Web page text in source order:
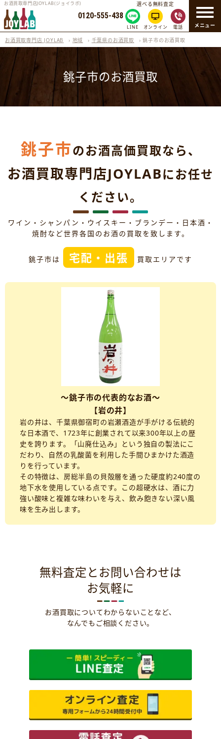
メニュー
お酒買取専門店JOYLAB(ジョイラボ)
0120-555-438
選べる無料査定
LINE オンライン 電話
お酒買取専門店 JOYLAB › 地域 › 千葉県のお酒買取 ›銚子市のお酒買取
銚子市のお酒買取
銚子市のお酒高価買取なら、
お酒買取専門店JOYLABにお任せ
ください。
ワイン・シャンパン・ウイスキー・ブランデー・日本酒・
焼酎など世界各国のお酒の買取を致します。
銚子市は 宅配・出張 買取エリアです
～銚子市の代表的なお酒～
【岩の井】
岩の井は、千葉県御宿町の岩瀬酒造が手がける伝統的
な日本酒で、1723年に創業されて以来300年以上の歴
史を誇ります。「山廃仕込み」という独自の製法にこ
だわり、自然の乳酸菌を利用した手間ひまかけた酒造
りを行っています。
その特徴は、房総半島の貝殻層を通った硬度約240度の
地下水を使用している点です。この超硬水は、酒に力
強い酸味と複雑な味わいを与え、飲み飽きない深い風
味を生み出します。
無料査定とお問い合わせは
お気軽に
お酒買取についてわからないことなど、
なんでもご相談ください。